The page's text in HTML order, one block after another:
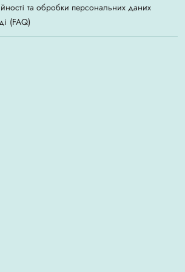
та обробки персональних даних
(FAQ)